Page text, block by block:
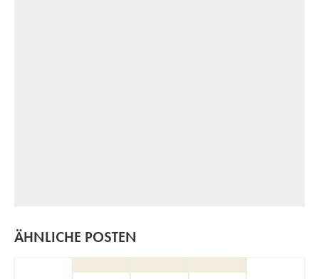
ÄHNLICHE POSTEN